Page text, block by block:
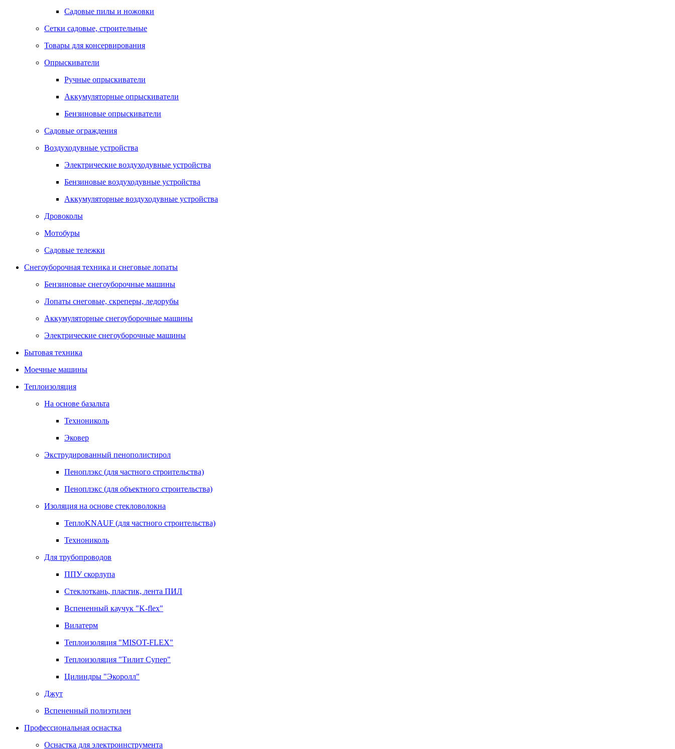
Садовые пилы и ножовки
Сетки садовые, строительные
Товары для консервирования
Опрыскиватели
Ручные опрыскиватели
Аккумуляторные опрыскиватели
Бензиновые опрыскиватели
Садовые ограждения
Воздуходувные устройства
Электрические воздуходувные устройства
Бензиновые воздуходувные устройства
Аккумуляторные воздуходувные устройства
Дровоколы
Мотобуры
Садовые тележки
Снегоуборочная техника и снеговые лопаты
Бензиновые снегоуборочные машины
Лопаты снеговые, скреперы, ледорубы
Аккумуляторные снегоуборочные машины
Электрические снегоуборочные машины
Бытовая техника
Моечные машины
Теплоизоляция
На основе базальта
Технониколь
Эковер
Экструдированный пенополистирол
Пеноплэкс (для частного строительства)
Пеноплэкс (для объектного строительства)
Изоляция на основе стекловолокна
ТеплоKNAUF (для частного строительства)
Технониколь
Для трубопроводов
ППУ скорлупа
Стеклоткань, пластик, лента ПИЛ
Вспененный каучук "K-flex"
Вилатерм
Теплоизоляция "MISOT-FLEX"
Теплоизоляция "Тилит Супер"
Цилиндры "Экоролл"
Джут
Вспененный полиэтилен
Профессиональная оснастка
Оснастка для электроинструмента